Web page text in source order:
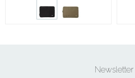
Newsletter